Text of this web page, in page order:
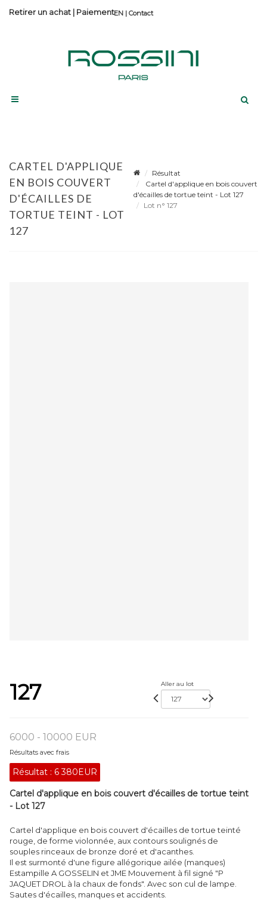
Contact
Retirer un achat | Paiement
CARTEL D'APPLIQUE
EN BOIS COUVERT
D'ÉCAILLES DE
TORTUE TEINT - LOT
127
Résultat
Cartel d'applique en bois couvert
d'écailles de tortue teint - Lot 127
Lot n° 127
127 Aller au lot
6000 - 10000 EUR
Résultats avec frais
Résultat : 6 380EUR
Cartel d'applique en bois couvert d'écailles de tortue teint
- Lot 127
Cartel d'applique en bois couvert d'écailles de tortue teinté
rouge, de forme violonnée, aux contours soulignés de
souples rinceaux de bronze doré et d'acanthes.
Il est surmonté d'une figure allégorique ailée (manques)
Estampille A GOSSELIN et JME Mouvement à fil signé "P
JAQUET DROL à la chaux de fonds". Avec son cul de lampe.
Sautes d'écailles, manques et accidents.